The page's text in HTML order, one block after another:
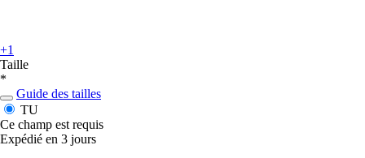
+1
Taille
*
Guide des tailles
TU
Ce champ est requis
Expédié en 3 jours